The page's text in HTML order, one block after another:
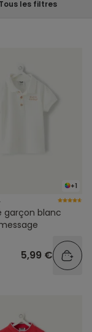
Tous les filtres
+1
garçon blanc
5,99 €